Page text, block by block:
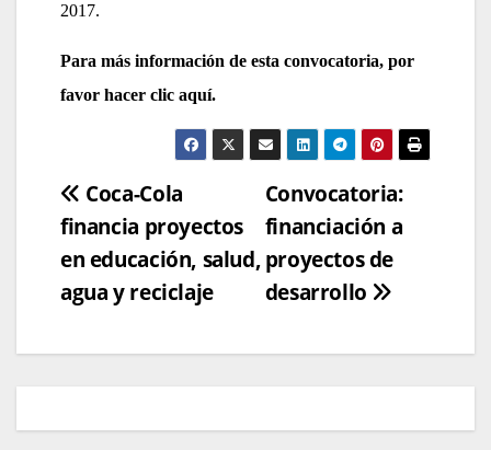
2017.
Para más información de esta convocatoria, por
favor hacer clic aquí.
Navegación
de
entradas
Convocatoria:
financiación a
proyectos de
desarrollo
Coca-Cola
financia proyectos
en educación, salud,
agua y reciclaje